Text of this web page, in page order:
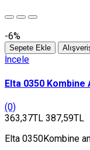
-6%
Sepete Ekle
İncele
Elta 0350 Kombine
(0)
363,37TL 387,59TL
Elta 0350Kombine